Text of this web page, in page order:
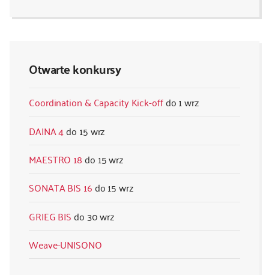
Otwarte konkursy
Coordination & Capacity Kick-off
1 wrz
DAINA 4
15 wrz
MAESTRO 18
15 wrz
SONATA BIS 16
15 wrz
GRIEG BIS
30 wrz
Weave-UNISONO